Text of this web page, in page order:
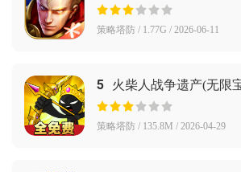
策略塔防 / 1.77G / 2026-06-11
5 火柴人战争遗产(无限
策略塔防 / 135.8M / 2026-04-29